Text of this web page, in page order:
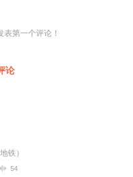
第一个评论！
论
铁）
54